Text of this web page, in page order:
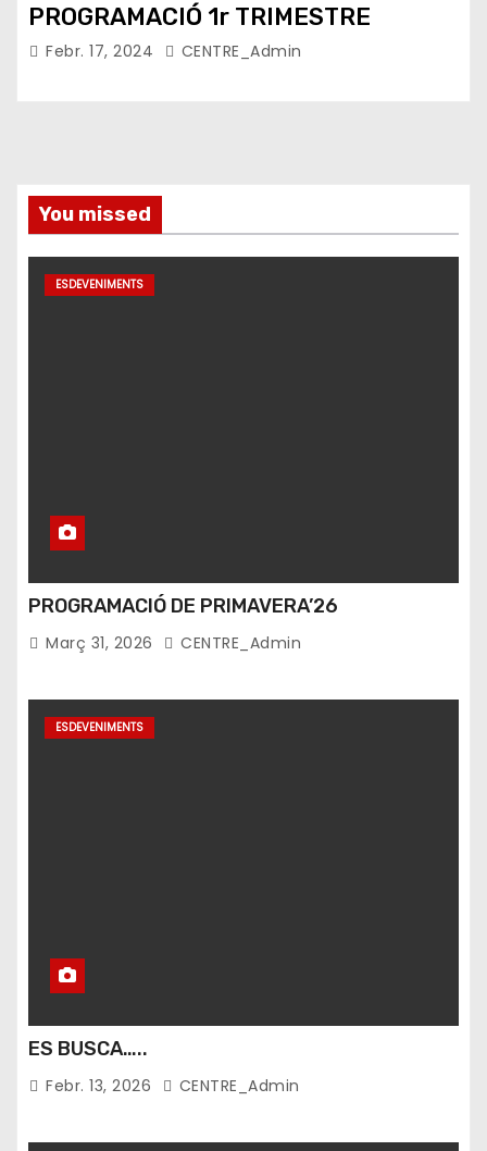
PROGRAMACIÓ 1r TRIMESTRE
Febr. 17, 2024 CENTRE_Admin
You missed
ESDEVENIMENTS
PROGRAMACIÓ DE PRIMAVERA’26
Març 31, 2026 CENTRE_Admin
ESDEVENIMENTS
ES BUSCA…..
Febr. 13, 2026 CENTRE_Admin